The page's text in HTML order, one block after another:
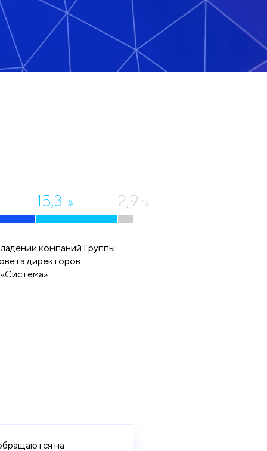
15,3 % 2,9 %
компаний Группы
директоров
на